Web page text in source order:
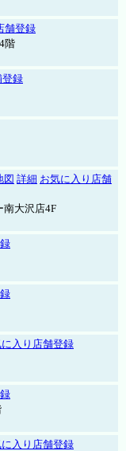
舗登録
階
登録
図 詳細 お気に入り店舗
大沢店4F
に入り店舗登録
に入り店舗登録